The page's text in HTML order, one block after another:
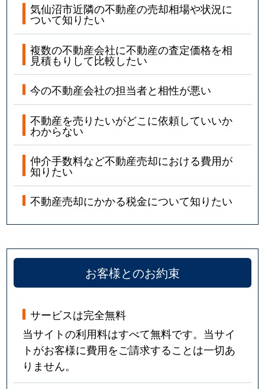
気仙沼市近隣の不動産の売却相場や状況に
ついて知りたい
複数の不動産会社に不動産の査定価格を相
見積もりして比較したい
今の不動産会社の担当者と相性が悪い
不動産を売りたいがどこに依頼していいか
わからない
仲介手数料など不動産売却における費用が
知りたい
不動産売却にかかる税金について知りたい
お客様とのお約束
サービスは完全無料
当サイトの利用料はすべて無料です。当サイ
トがお客様に費用をご請求することは一切あ
りません。